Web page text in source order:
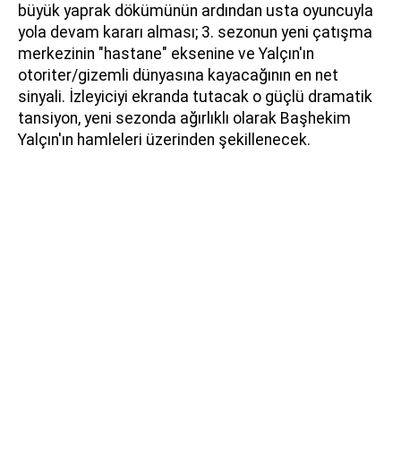
büyük yaprak dökümünün ardından usta oyuncuyla
yola devam kararı alması; 3. sezonun yeni çatışma
merkezinin "hastane" eksenine ve Yalçın'ın
otoriter/gizemli dünyasına kayacağının en net
sinyali. İzleyiciyi ekranda tutacak o güçlü dramatik
tansiyon, yeni sezonda ağırlıklı olarak Başhekim
Yalçın'ın hamleleri üzerinden şekillenecek.